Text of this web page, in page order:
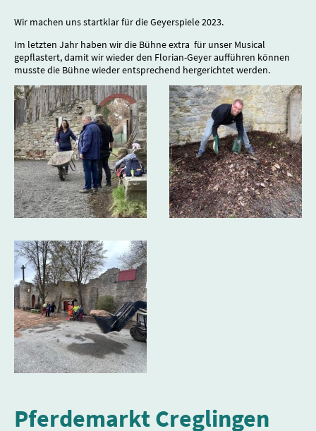
Wir machen uns startklar für die Geyerspiele 2023.
Im letzten Jahr haben wir die Bühne extra für unser Musical
gepflastert, damit wir wieder den Florian-Geyer aufführen können
musste die Bühne wieder entsprechend hergerichtet werden.
Pferdemarkt Creglingen